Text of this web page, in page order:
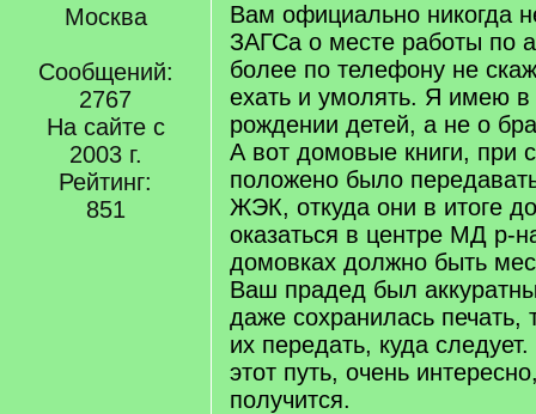
Москва
Сообщений:
2767
На сайте с
2003 г.
Рейтинг:
851
Вам официально никогда
ЗАГСа о месте работы по
более по телефону не
ехать и умолять. Я имею в
рождении детей, а не о
А вот домовые книги, при
положено было
ЖЭК, откуда они в итоге
оказаться в центре МД р-
домовках должно быть
Ваш прадед был
даже сохранилась
их передать, куда
этот путь, очень
получится.